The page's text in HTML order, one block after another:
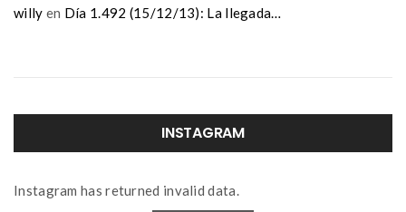
willy en Día 1.492 (15/12/13): La llegada…
INSTAGRAM
Instagram has returned invalid data.